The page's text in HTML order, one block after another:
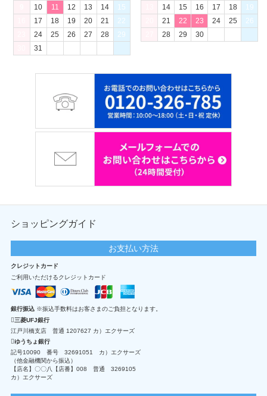
10 11 12 13 14
15
17 18 19 20 21
22
24 25 26 27 28
29
31
14 15 16 17 18
19
21 22 23 24 25
26
28 29 30
ショッピングガイド
お支払い方法
クレジットカード
ご利用いただけるクレジットカード
銀行振込 ※振込手数料はお客さまのご負担となります。
三菱UFJ銀行
江戸川橋支店 普通 1207627 カ）エクサーズ
ゆうちょ銀行
記号10090 番号 32691051 カ）エクサーズ
（他金融機関から振込）
【店名】〇〇八【店番】008 普通 3269105
カ）エクサーズ